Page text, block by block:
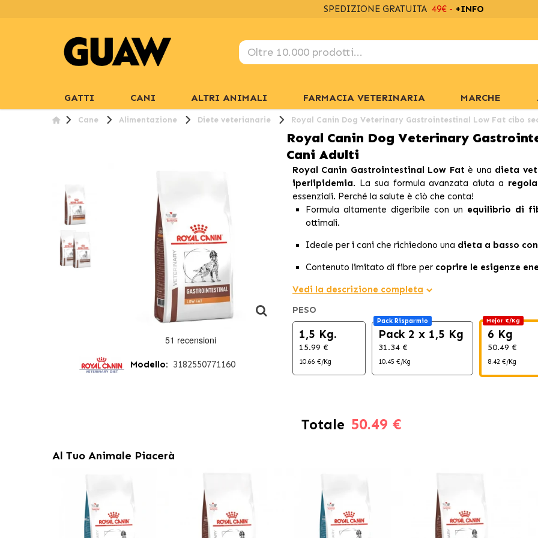
SPEDIZIONE GRATUITA 49€ - +INFO
GATTI CANI ALTRI ANIMALI FARMACIA VETERINARIA MARCHE
Cane Alimentazione Diete veterianarie Royal Canin Dog Veterinary Gastrointestinal Low Fat cibo
Royal Canin Dog Veterinary
Cani Adulti
Modello: 3182550771160
Royal Canin Gastrointestinal Low Fat è una dieta
iperlipidemia. La sua formula avanzata aiuta a
essenziali. Perché la salute è ciò che conta!
Formula altamente digeribile con un equilibrio di
ottimali.
Ideale per i cani che richiedono una dieta a basso
Contenuto limitato di fibre per coprire le esigenze
Vedi la descrizione completa
PESO
1,5 Kg.
15.99 €
10.66 €/Kg
Pack Risparmio
Pack 2 x 1,5 Kg
31.34 €
10.45 €/Kg
Mejor €/Kg
6 Kg
50.49 €
8.42 €/Kg
Totale 50.49 €
Al Tuo Animale Piacerà